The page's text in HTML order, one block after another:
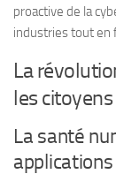
proactive de la
industries tout en
La
les citoyens
La santé